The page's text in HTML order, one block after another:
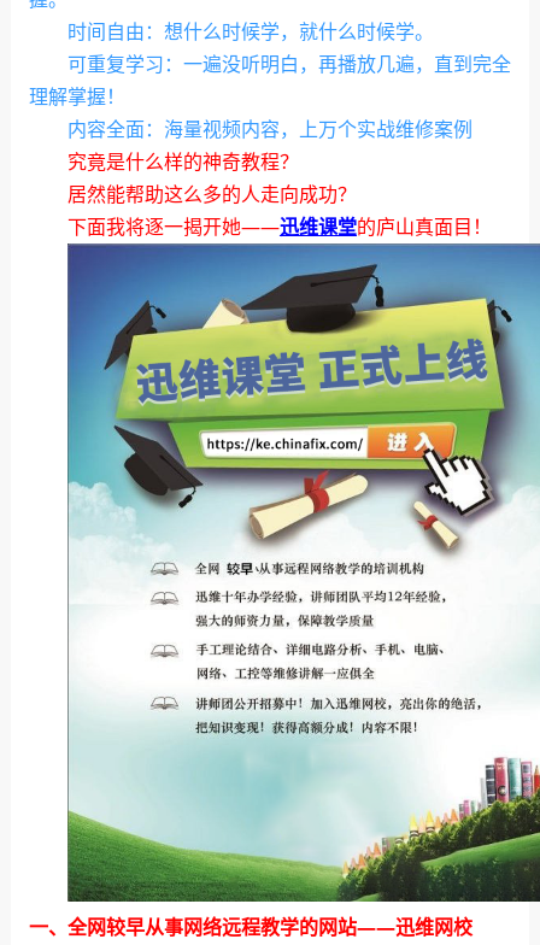
时间自由：想什么时候学，就什么时候学。
可重复学习：一遍没听明白，再播放几遍，直到完全
理解掌握！
内容全面：海量视频内容，上万个实战维修案例
究竟是什么样的神奇教程？
居然能帮助这么多的人走向成功？
下面我将逐一揭开她——迅维课堂的庐山真面目！
一、全网较早从事网络远程教学的网站——迅维网校